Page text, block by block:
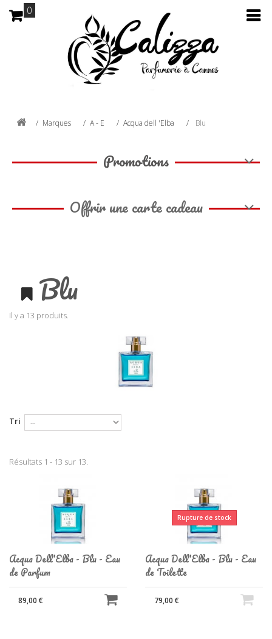
0
Marques A - E Acqua dell 'Elba Blu
Promotions
Offrir une carte cadeau
Blu
Il y a 13 produits.
Tri
Résultats 1 - 13 sur 13.
Acqua Dell'Elba - Blu - Eau
de Parfum
89,00 €
Rupture de stock
Acqua Dell'Elba - Blu - Eau
de Toilette
79,00 €